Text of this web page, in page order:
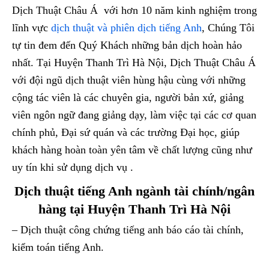
Dịch Thuật Châu Á với hơn 10 năm kinh nghiệm trong
lĩnh vực dịch thuật và phiên dịch tiếng Anh, Chúng Tôi
tự tin đem đến Quý Khách những bản dịch hoàn hảo
nhất. Tại Huyện Thanh Trì Hà Nội, Dịch Thuật Châu Á
với đội ngũ dịch thuật viên hùng hậu cùng với những
cộng tác viên là các chuyên gia, người bản xứ, giảng
viên ngôn ngữ đang giảng dạy, làm việc tại các cơ quan
chính phủ, Đại sứ quán và các trường Đại học, giúp
khách hàng hoàn toàn yên tâm về chất lượng cũng như
uy tín khi sử dụng dịch vụ .
Dịch thuật tiếng Anh ngành tài chính/ngân
hàng tại Huyện Thanh Trì Hà Nội
– Dịch thuật công chứng tiếng anh báo cáo tài chính,
kiểm toán tiếng Anh.